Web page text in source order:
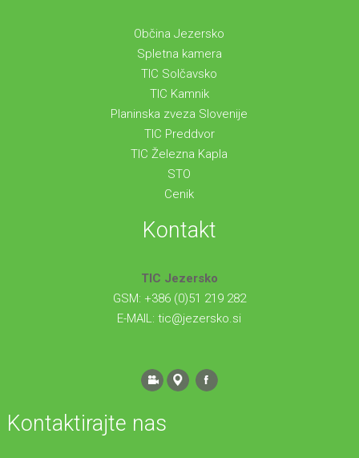
Občina Jezersko
Spletna kamera
TIC Solčavsko
TIC Kamnik
Planinska zveza Slovenije
TIC Preddvor
TIC Železna Kapla
STO
Cenik
Kontakt
TIC Jezersko
GSM: +386 (0)51 219 282
E-MAIL:tic@jezersko.si
Kontaktirajte nas